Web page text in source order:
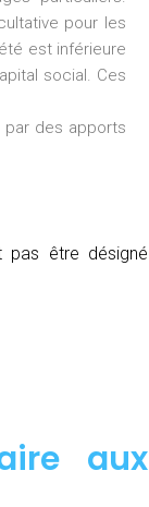
pour les
est inférieure
social. Ces
par des apports
pas être désigné
aux